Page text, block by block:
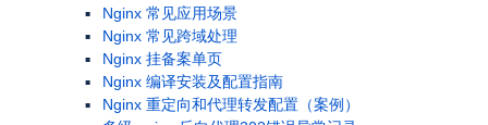
Nginx 常见应用场景
Nginx 常见跨域处理
Nginx 挂备案单页
Nginx 编译安装及配置指南
Nginx 重定向和代理转发配置（案例）